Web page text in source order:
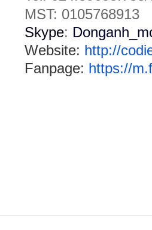
MST: 0105768913
Skype:
Website: http://
Fanpage: https://